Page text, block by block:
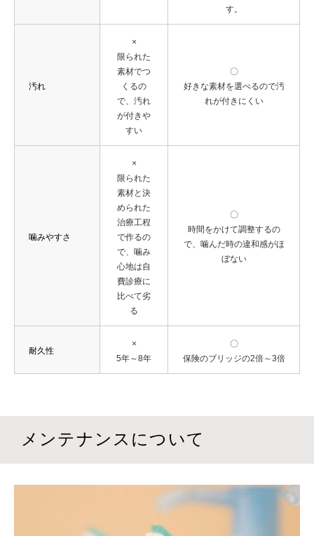
す。
汚れ
×
限られた
素材でつ
くるの
で、汚れ
が付きや
すい
〇
好きな素材を選べるので汚
れが付きにくい
噛みやすさ
×
限られた
素材と決
められた
治療工程
で作るの
で、噛み
心地は自
費診療に
比べて劣
る
〇
時間をかけて調整するの
で、噛んだ時の違和感がほ
ぼない
耐久性
×
5年～8年
〇
保険のブリッジの2倍～3倍
メンテナンスについて